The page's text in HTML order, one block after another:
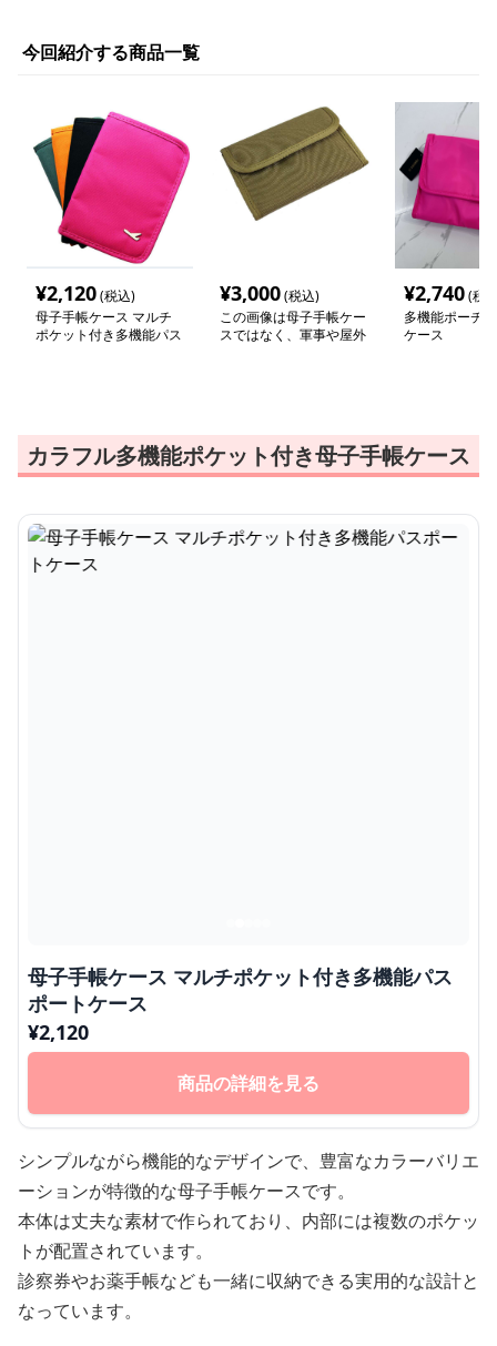
今回紹介する商品一覧
¥2,120(税込)
母子手帳ケース マルチ
ポケット付き多機能パス
¥3,000(税込)
この画像は母子手帳ケー
スではなく、軍事や屋外
成するのは適切ではあり
ません。代わりに、画像
に写っている製品の実際
ていただきます。
¥2,740(税
多機能ポーチ
ケース
カラフル多機能ポケット付き母子手帳ケース
母子手帳ケース マルチポケット付き多機能パス
ポートケース
¥2,120
商品の詳細を見る
シンプルながら機能的なデザインで、豊富なカラーバリエ
ーションが特徴的な母子手帳ケースです。
本体は丈夫な素材で作られており、内部には複数のポケッ
トが配置されています。
診察券やお薬手帳なども一緒に収納できる実用的な設計と
なっています。